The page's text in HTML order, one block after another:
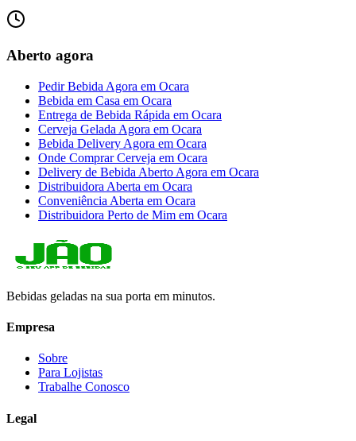
Aberto agora
Pedir Bebida Agora em Ocara
Bebida em Casa em Ocara
Entrega de Bebida Rápida em Ocara
Cerveja Gelada Agora em Ocara
Bebida Delivery Agora em Ocara
Onde Comprar Cerveja em Ocara
Delivery de Bebida Aberto Agora em Ocara
Distribuidora Aberta em Ocara
Conveniência Aberta em Ocara
Distribuidora Perto de Mim em Ocara
Bebidas geladas na sua porta em minutos.
Empresa
Sobre
Para Lojistas
Trabalhe Conosco
Legal